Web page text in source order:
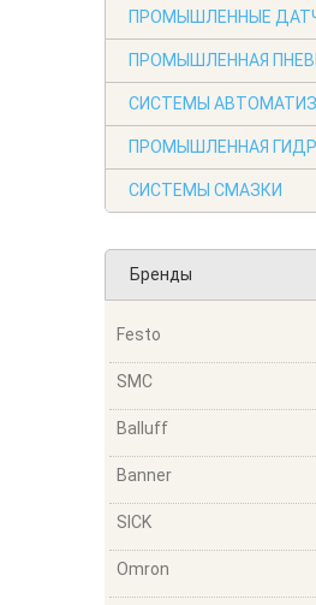
ПРОМЫШЛЕННЫЕ
ПРОМЫШЛЕННАЯ
СИСТЕМЫ
ПРОМЫШЛЕННАЯ
СИСТЕМЫ СМАЗКИ
Бренды
Festo
SMC
Balluff
Banner
SICK
Omron